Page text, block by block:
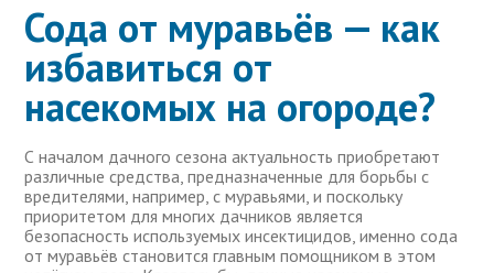
Сода от муравьёв — как
избавиться от
насекомых на огороде?
С началом дачного сезона актуальность приобретают
различные средства, предназначенные для борьбы с
вредителями, например, с муравьями, и поскольку
приоритетом для многих дачников является
безопасность используемых инсектицидов, именно сода
от муравьёв становится главным помощником в этом